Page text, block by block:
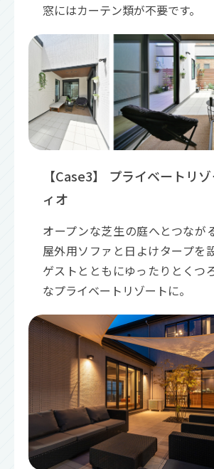
窓にはカーテン類が不要です。
【Case3】 プライベートリ
ィオ
オープンな芝生の庭へとつなが
屋外用ソファと日よけタープを
ゲストとともにゆったりとくつ
なプライベートリゾートに。